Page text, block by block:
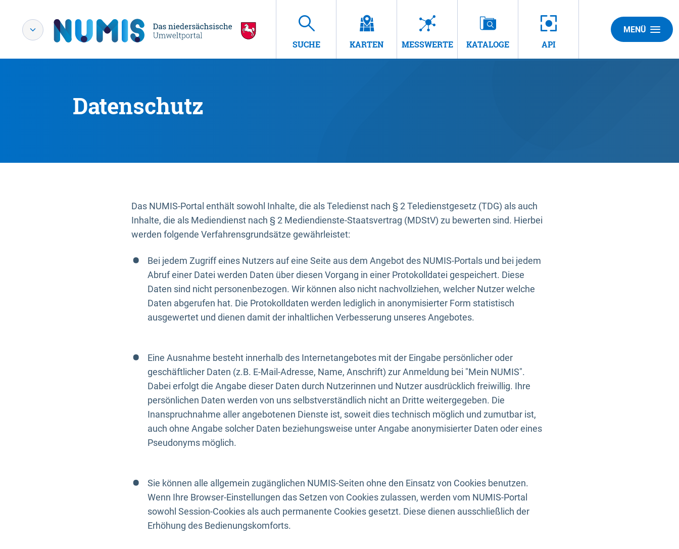
SUCHE KARTEN MESSWERTE KATALOGE API
MENÜ
Datenschutz
Das NUMIS-Portal enthält sowohl Inhalte, die als Teledienst nach § 2 Teledienstgesetz (TDG) als auch
Inhalte, die als Mediendienst nach § 2 Mediendienste-Staatsvertrag (MDStV) zu bewerten sind. Hierbei
werden folgende Verfahrensgrundsätze gewährleistet:
Bei jedem Zugriff eines Nutzers auf eine Seite aus dem Angebot des NUMIS-Portals und bei jedem
Abruf einer Datei werden Daten über diesen Vorgang in einer Protokolldatei gespeichert. Diese
Daten sind nicht personenbezogen. Wir können also nicht nachvollziehen, welcher Nutzer welche
Daten abgerufen hat. Die Protokolldaten werden lediglich in anonymisierter Form statistisch
ausgewertet und dienen damit der inhaltlichen Verbesserung unseres Angebotes.
Eine Ausnahme besteht innerhalb des Internetangebotes mit der Eingabe persönlicher oder
geschäftlicher Daten (z.B. E-Mail-Adresse, Name, Anschrift) zur Anmeldung bei "Mein NUMIS".
Dabei erfolgt die Angabe dieser Daten durch Nutzerinnen und Nutzer ausdrücklich freiwillig. Ihre
persönlichen Daten werden von uns selbstverständlich nicht an Dritte weitergegeben. Die
Inanspruchnahme aller angebotenen Dienste ist, soweit dies technisch möglich und zumutbar ist,
auch ohne Angabe solcher Daten beziehungsweise unter Angabe anonymisierter Daten oder eines
Pseudonyms möglich.
Sie können alle allgemein zugänglichen NUMIS-Seiten ohne den Einsatz von Cookies benutzen.
Wenn Ihre Browser-Einstellungen das Setzen von Cookies zulassen, werden vom NUMIS-Portal
sowohl Session-Cookies als auch permanente Cookies gesetzt. Diese dienen ausschließlich der
Erhöhung des Bedienungskomforts.